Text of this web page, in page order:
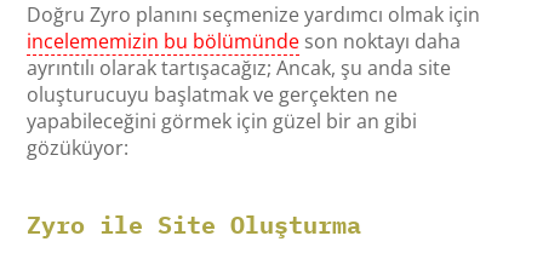
Doğru Zyro planını seçmenize yardımcı olmak için
incelememizin bu bölümünde son noktayı daha
ayrıntılı olarak tartışacağız; Ancak, şu anda site
oluşturucuyu başlatmak ve gerçekten ne
yapabileceğini görmek için güzel bir an gibi
gözüküyor:
Zyro ile Site Oluşturma